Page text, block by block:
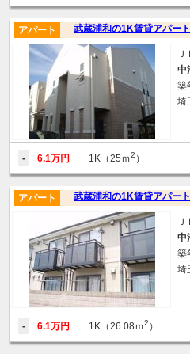
武蔵浦和の1K賃貸アパート
アパート
中
築
埼
- 6.1万円 1K（25ｍ2 ）
武蔵浦和の1K賃貸アパート
アパート
中
築
埼
- 6.1万円 1K（26.08ｍ2 ）